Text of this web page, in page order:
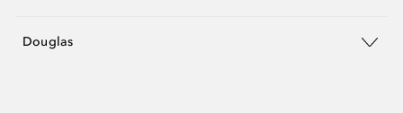
Douglas